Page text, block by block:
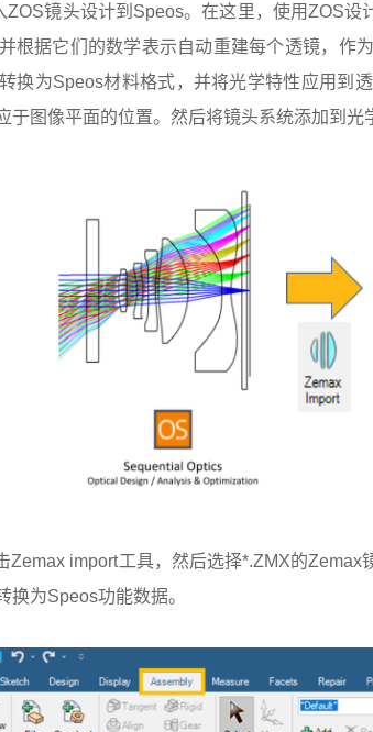
ZOS镜头设计到Speos。在这里，使用ZOS
根据它们的数学表示自动重建每个透镜，作
换为Speos材料格式，并将光学特性应用到
于图像平面的位置。然后将镜头系统添加到光
Zemax import工具，然后选择*.ZMX的
换为Speos功能数据。